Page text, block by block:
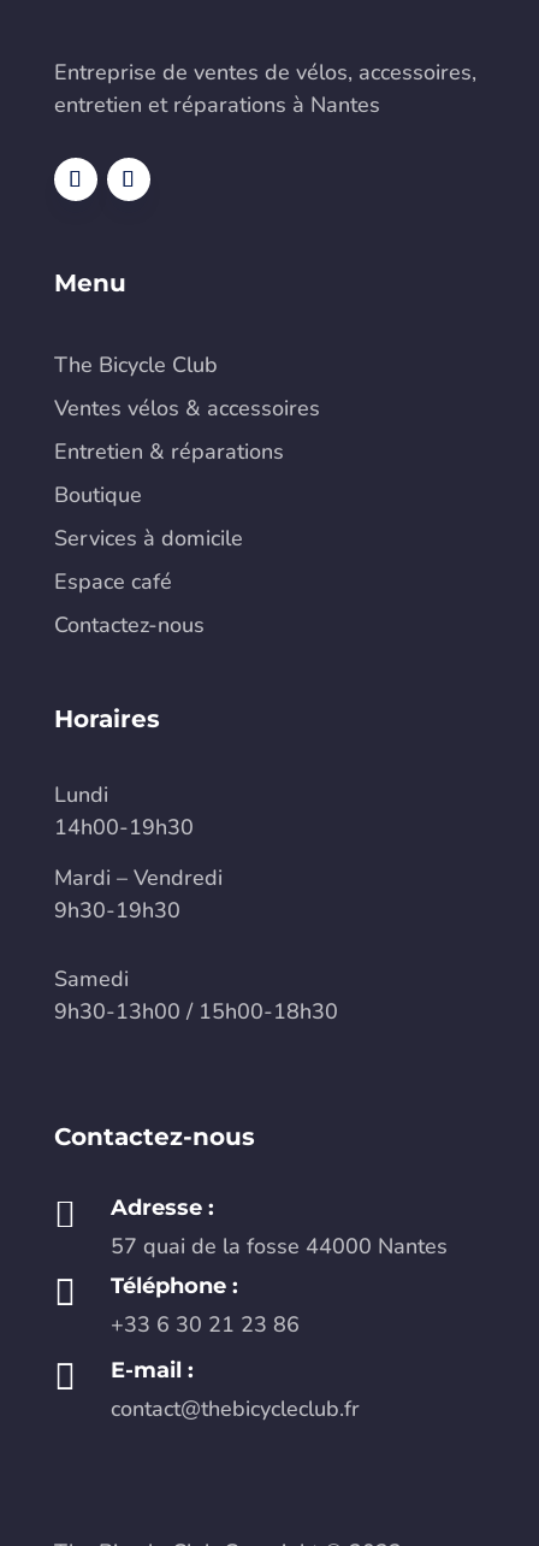
Entreprise de ventes de vélos, accessoires,
entretien et réparations à Nantes
Menu
The Bicycle Club
Ventes vélos & accessoires
Entretien & réparations
Boutique
Services à domicile
Espace café
Contactez-nous
Horaires
Lundi
14h00-19h30
Mardi – Vendredi
9h30-19h30
Samedi
9h30-13h00 / 15h00-18h30
Contactez-nous
 Adresse :
57 quai de la fosse 44000 Nantes
 Téléphone :
+33 6 30 21 23 86
 E-mail :
contact@thebicycleclub.fr